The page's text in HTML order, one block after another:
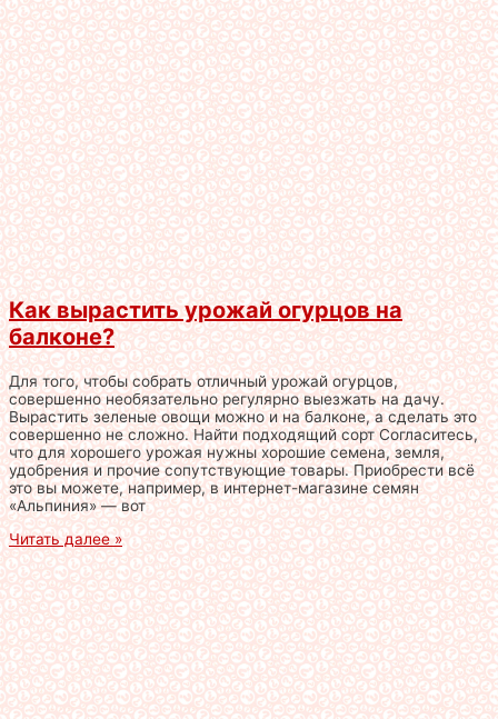
Как вырастить урожай огурцов на
балконе?
Для того, чтобы собрать отличный урожай огурцов,
совершенно необязательно регулярно выезжать на дачу.
Вырастить зеленые овощи можно и на балконе, а сделать это
совершенно не сложно. Найти подходящий сорт Согласитесь,
что для хорошего урожая нужны хорошие семена, земля,
удобрения и прочие сопутствующие товары. Приобрести всё
это вы можете, например, в интернет-магазине семян
«Альпиния» — вот
Читать далее »